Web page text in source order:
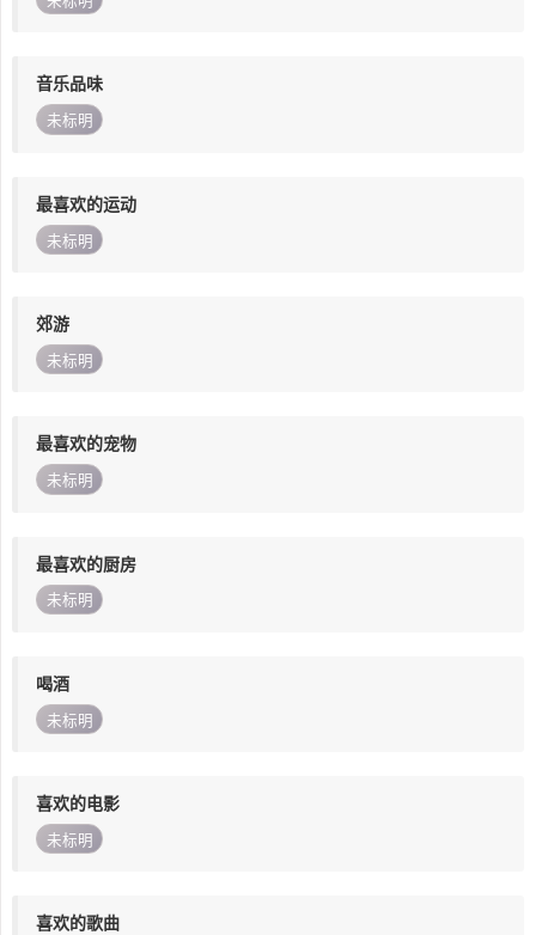
音乐品味
未标明
最喜欢的运动
未标明
郊游
未标明
最喜欢的宠物
未标明
最喜欢的厨房
未标明
喝酒
未标明
喜欢的电影
未标明
喜欢的歌曲